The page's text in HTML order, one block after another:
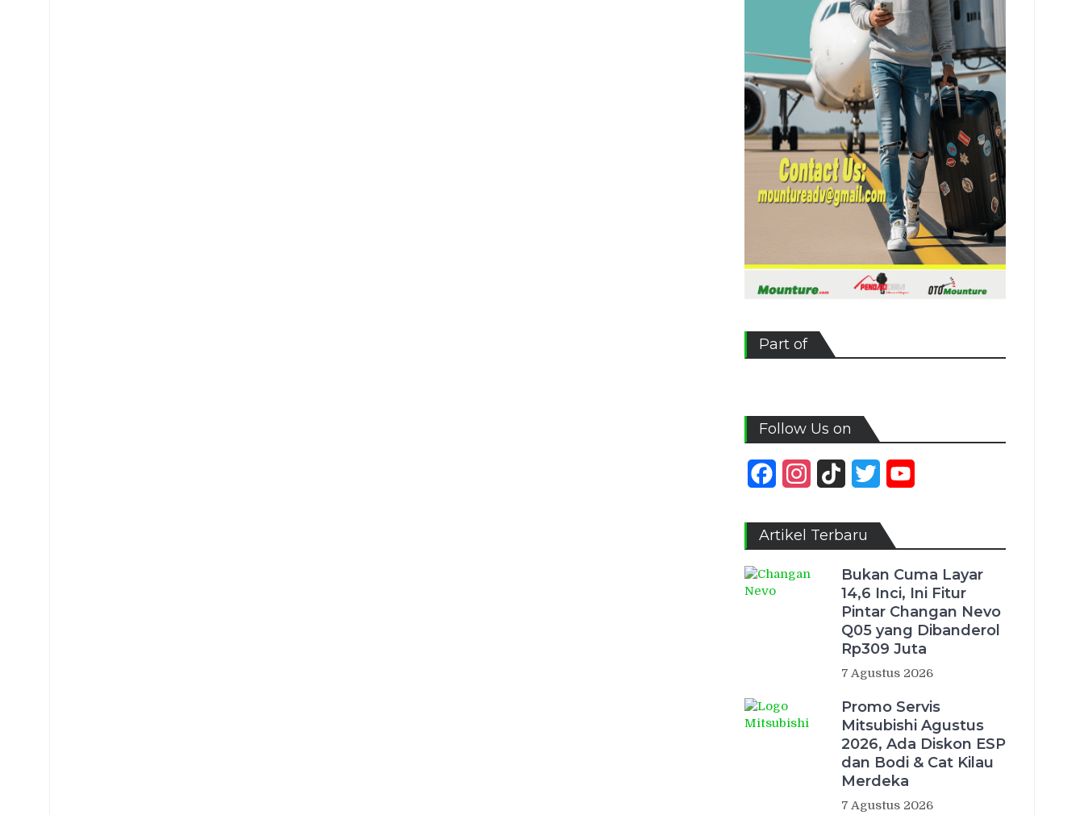
Part of
Follow Us on
FacebookInstagram
TikTok Twitter
Artikel Terbaru
Bukan Cuma Layar
14,6 Inci, Ini Fitur
Pintar Changan Nevo
Q05 yang Dibanderol
Rp309 Juta
7 Agustus 2026
Promo Servis
Mitsubishi Agustus
2026, Ada Diskon ESP
dan Bodi & Cat Kilau
Merdeka
7 Agustus 2026